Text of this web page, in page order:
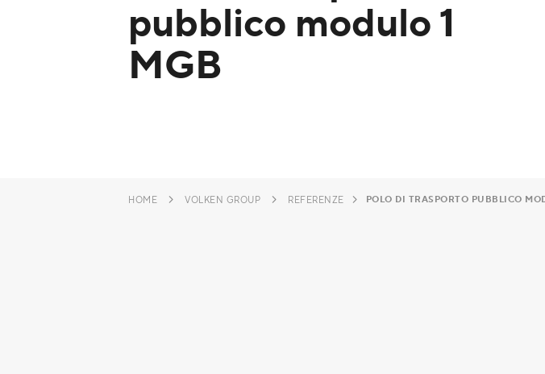
HOME VOLKEN GROUP REFERENZE POLO DI TRASPORTO PUBBLICO
pubblico modulo 1
MGB